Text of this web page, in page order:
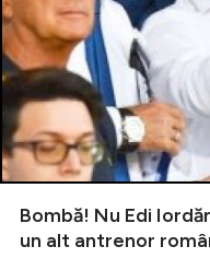
Bombă! Nu Edi
un alt antrenor